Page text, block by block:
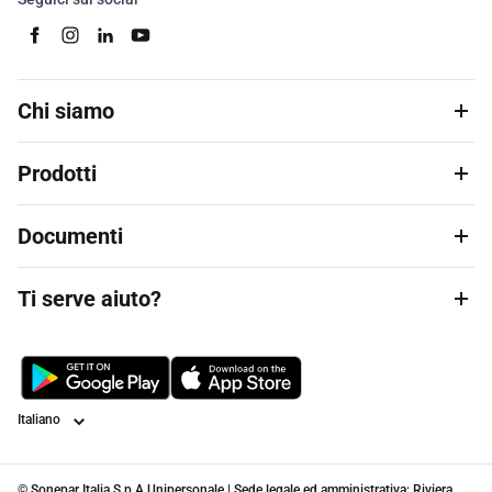
Chi siamo
Prodotti
Documenti
Ti serve aiuto?
Lingua